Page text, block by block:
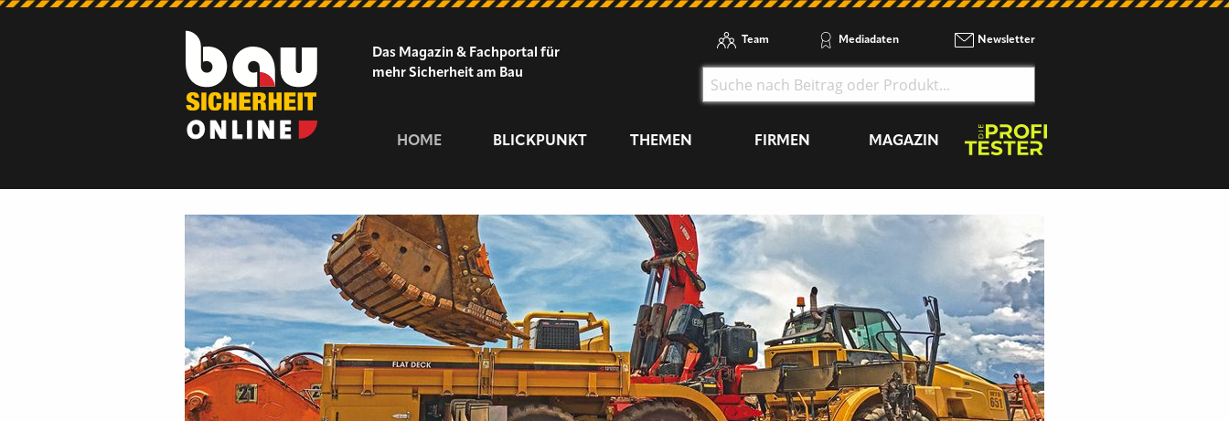
Das Magazin & Fachportal für
mehr Sicherheit am Bau
Team Mediadaten Newsletter
HOME BLICKPUNKT THEMEN FIRMEN MAGAZIN